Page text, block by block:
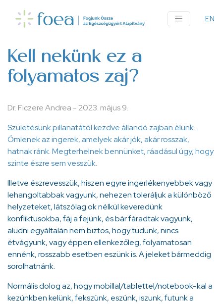
tartalomra
EN
Kell nekünk ez a
folyamatos zaj?
Dr. Ficzere Andrea - 2023. május 9.
Születésünk pillanatától kezdve állandó zajban élünk.
Ömlenek az ingerek, amelyek akár jók, akár rosszak,
hatnak ránk. Megterhelnek bennünket, ráadásul úgy, hogy
szinte észre sem vesszük.
Illetve észrevesszük, hiszen egyre ingerlékenyebbek vagy
lehangoltabbak vagyunk, nehezen toleráljuk a különböző
helyzeteket, látszólag ok nélkül keveredünk
konfliktusokba, fáj a fejünk, és bár fáradtak vagyunk,
aludni egyáltalán nem biztos, hogy tudunk, nincs
étvágyunk, vagy éppen ellenkezőleg, folyamatosan
ennénk, rosszabb esetben eszünk is. A jeleket bármeddig
sorolhatnánk.
Normális dolog az, hogy mobillal/tablettel/notebook-kal a
kezünkben kelünk, fekszünk, eszünk, iszunk, futunk a